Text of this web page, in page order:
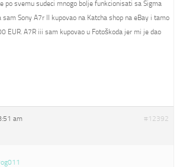
po svemu sudeci mnogo bolje funkcionisati sa Sigma
sam Sony A7r II kupovao na Katcha shop na eBay i tamo
EUR. A7R iii sam kupovao u Fotoškoda jer mi je dao
am #12392